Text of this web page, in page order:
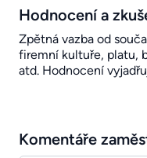
Hodnocení a
Zpětná vazba od
firemní kultuře, platu,
atd. Hodnocení
Komentáře